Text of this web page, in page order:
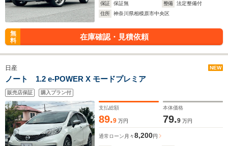
保証
保証無 整備
法定整備付
住所
神奈川県相模原市中央区
無
料
在庫確認・見積依頼
日産 NEW
ノート 1.2 e-POWER X モードプレミア
販売店保証 購入プラン付
支払総額
89.9 万円
本体価格
79.9 万円
通常ローン 月々8,200円